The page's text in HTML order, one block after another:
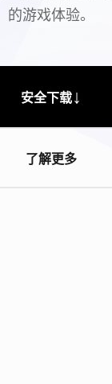
的游戏体验。
安全下载↓
了解更多